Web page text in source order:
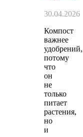
30.04.2026
Компост
важнее
удобрений,
потому
что
он
не
только
питает
растения,
но
и